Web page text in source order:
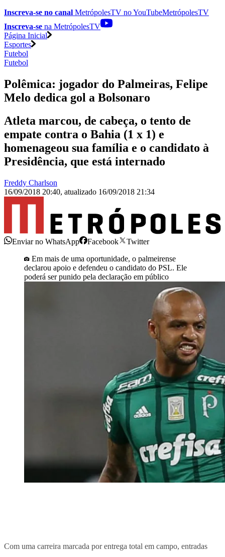
Inscreva-se no canal MetrópolesTV noYouTubeMetrópolesTV
Inscreva-se na MetrópolesTV
Página Inicial
Esportes
Futebol
Futebol
Polêmica: jogador do Palmeiras, Felipe
Melo dedica gol a Bolsonaro
Atleta marcou, de cabeça, o tento de
empate contra o Bahia (1 x 1) e
homenageou sua família e o candidato à
Presidência, que está internado
Freddy Charlson
16/09/2018 20:40, atualizado 16/09/2018 21:34
Enviar no WhatsApp Facebook
Twitter
Em mais de uma oportunidade, o palmeirense
declarou apoio e defendeu o candidato do PSL. Ele
poderá ser punido pela declaração em público
Com uma carreira marcada por entrega total em campo, entradas